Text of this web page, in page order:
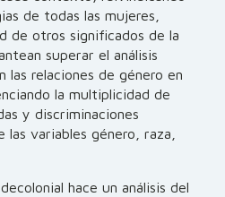
de todas las mujeres,
de otros significados de la
superar el análisis
las relaciones de género en
la multiplicidad de
y discriminaciones
variables género, raza,
hace un análisis del